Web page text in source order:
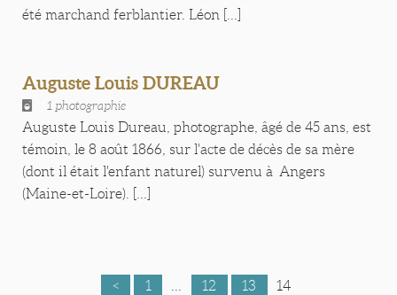
été marchand ferblantier. Léon [...]
Auguste Louis DUREAU
1 photographie
Auguste Louis Dureau, photographe, âgé de 45 ans, est
témoin, le 8 août 1866, sur l'acte de décès de sa mère
(dont il était l'enfant naturel) survenu à Angers
(Maine-et-Loire). [...]
< 1 12 13 14